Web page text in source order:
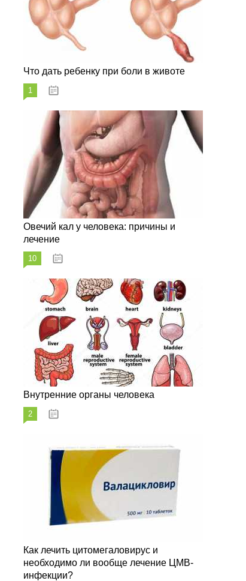
Что дать ребенку при боли в животе
1
Овечий кал у человека: причины и
лечение
10
Внутренние органы человека
2
Как лечить цитомегаловирус и
необходимо ли вообще лечение ЦМВ-
инфекции?